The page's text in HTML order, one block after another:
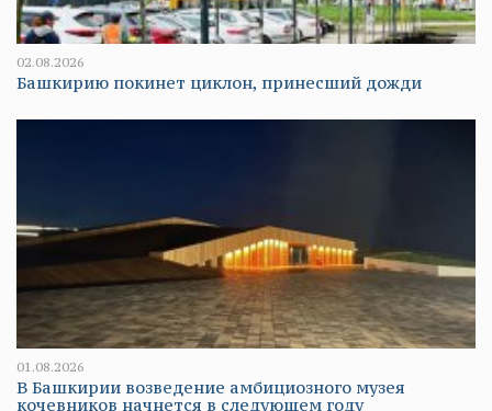
02.08.2026
Башкирию покинет циклон, принесший дожди
01.08.2026
В Башкирии возведение амбициозного музея
кочевников начнется в следующем году